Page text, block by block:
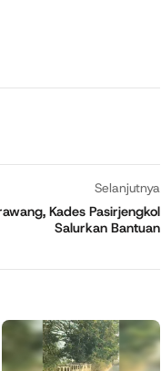
Selanjutnya
Kades Pasirjengkol
Salurkan Bantuan